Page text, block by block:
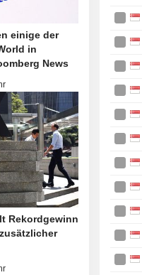
einige der
in
News
Rekordgewinn